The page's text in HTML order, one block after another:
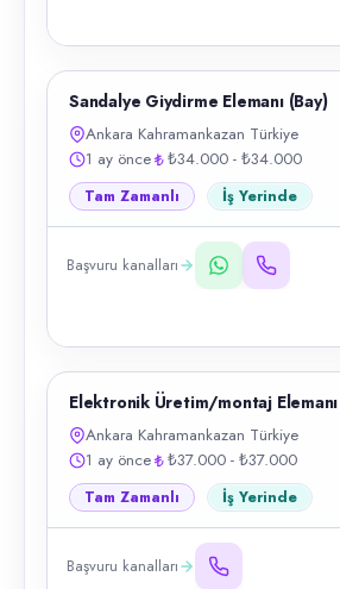
Sandalye Giydirme Elemanı (Bay)
Ankara Kahramankazan Türkiye
1 ay önce
₺34.000 - ₺34.000
Tam Zamanlı İş Yerinde
Başvuru kanalları
Elektronik Üretim/montaj Elemanı
Ankara Kahramankazan Türkiye
1 ay önce
₺37.000 - ₺37.000
Tam Zamanlı İş Yerinde
Başvuru kanalları